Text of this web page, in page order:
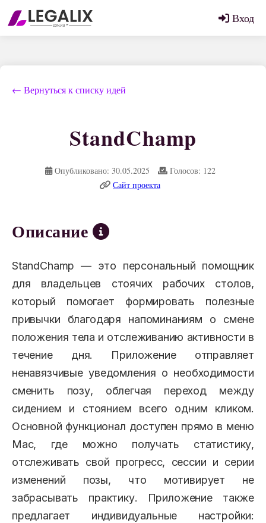
Вход
← Вернуться к списку идей
StandChamp
Опубликовано: 30.05.2025
Голосов: 122
Сайт проекта
Описание
StandChamp — это персональный помощник
для владельцев стоячих рабочих столов,
который помогает формировать полезные
привычки благодаря напоминаниям о смене
положения тела и отслеживанию активности в
течение дня. Приложение отправляет
ненавязчивые уведомления о необходимости
сменить позу, облегчая переход между
сидением и стоянием всего одним кликом.
Основной функционал доступен прямо в меню
Mac, где можно получать статистику,
отслеживать свой прогресс, сессии и серии
изменений позы, что мотивирует не
забрасывать практику. Приложение также
предлагает индивидуальные настройки: